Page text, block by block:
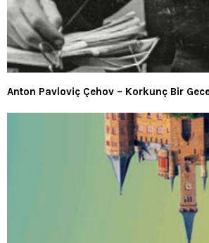
Anton Pavloviç Çehov – Korkunç Bir